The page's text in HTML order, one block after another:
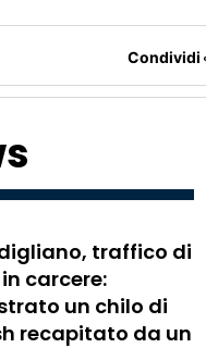
Condividi
traffico di
carcere:
un chilo di
recapitato da un